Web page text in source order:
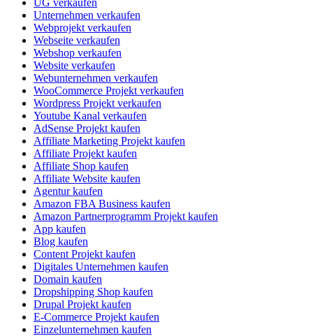
Unternehmen verkaufen
Webprojekt verkaufen
Webseite verkaufen
Webshop verkaufen
Website verkaufen
Webunternehmen verkaufen
WooCommerce Projekt verkaufen
Wordpress Projekt verkaufen
Youtube Kanal verkaufen
AdSense Projekt kaufen
Affiliate Marketing Projekt kaufen
Affiliate Projekt kaufen
Affiliate Shop kaufen
Affiliate Website kaufen
Agentur kaufen
Amazon FBA Business kaufen
Amazon Partnerprogramm Projekt kaufen
App kaufen
Blog kaufen
Content Projekt kaufen
Digitales Unternehmen kaufen
Domain kaufen
Dropshipping Shop kaufen
Drupal Projekt kaufen
E-Commerce Projekt kaufen
Einzelunternehmen kaufen